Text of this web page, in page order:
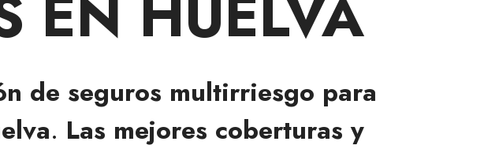
de seguros multirriesgo para
. Las mejores coberturas y